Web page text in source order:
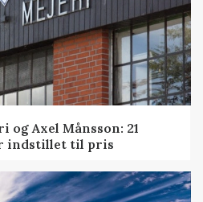
Axel Månsson: 21
indstillet til pris